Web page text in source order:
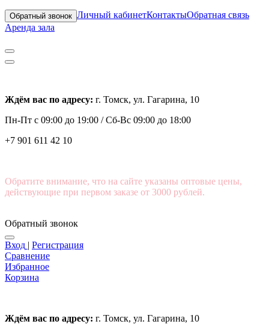
Обратный звонок Личный кабинетКонтактыОбратная связь
Аренда зала
Ждём вас по адресу: г. Томск, ул. Гагарина, 10
Пн-Пт с 09:00 до 19:00 /Сб-Вс 09:00 до 18:00
+7 901 611 42 10
Обратите внимание, что на сайте указаны оптовые цены,
действующие при первом заказе от 3000 рублей.
Обратный звонок
Вход | Регистрация
Сравнение
Избранное
Корзина
Ждём вас по адресу: г. Томск, ул. Гагарина, 10